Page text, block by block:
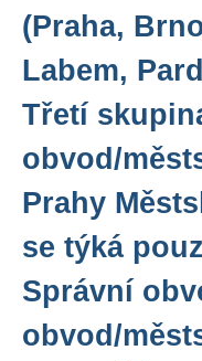
(Praha,
Labem,
Třetí
obvod/
Prahy
se týká
Správní
obvod/